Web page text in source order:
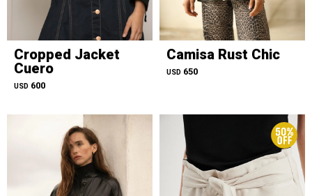
Cropped Jacket
Cuero
USD 600
Camisa Rust Chic
USD 650